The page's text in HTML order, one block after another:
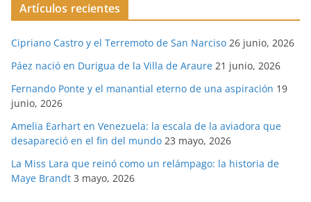
Artículos recientes
Cipriano Castro y el Terremoto de San Narciso 26 junio, 2026
Páez nació en Durigua de la Villa de Araure 21 junio, 2026
Fernando Ponte y el manantial eterno de una aspiración 19
junio, 2026
Amelia Earhart en Venezuela: la escala de la aviadora que
desapareció en el fin del mundo 23 mayo, 2026
La Miss Lara que reinó como un relámpago: la historia de
Maye Brandt 3 mayo, 2026